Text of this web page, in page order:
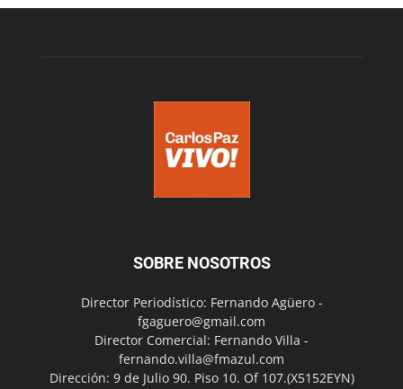
SOBRE NOSOTROS
Director Periodístico: Fernando Agüero -
fgaguero@gmail.com
Director Comercial: Fernando Villa -
fernando.villa@fmazul.com
Dirección: 9 de Julio 90. Piso 10. Of 107.(X5152EYN)